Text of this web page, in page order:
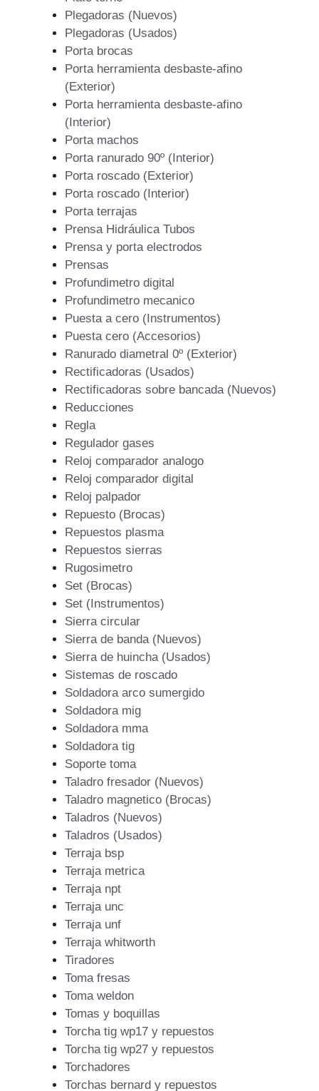
Plegadoras (Nuevos)
Plegadoras (Usados)
Porta brocas
Porta herramienta desbaste-afino
(Exterior)
Porta herramienta desbaste-afino
(Interior)
Porta machos
Porta ranurado 90º (Interior)
Porta roscado (Exterior)
Porta roscado (Interior)
Porta terrajas
Prensa Hidráulica Tubos
Prensa y porta electrodos
Prensas
Profundimetro digital
Profundimetro mecanico
Puesta a cero (Instrumentos)
Puesta cero (Accesorios)
Ranurado diametral 0º (Exterior)
Rectificadoras (Usados)
Rectificadoras sobre bancada (Nuevos)
Reducciones
Regla
Regulador gases
Reloj comparador analogo
Reloj comparador digital
Reloj palpador
Repuesto (Brocas)
Repuestos plasma
Repuestos sierras
Rugosimetro
Set (Brocas)
Set (Instrumentos)
Sierra circular
Sierra de banda (Nuevos)
Sierra de huincha (Usados)
Sistemas de roscado
Soldadora arco sumergido
Soldadora mig
Soldadora mma
Soldadora tig
Soporte toma
Taladro fresador (Nuevos)
Taladro magnetico (Brocas)
Taladros (Nuevos)
Taladros (Usados)
Terraja bsp
Terraja metrica
Terraja npt
Terraja unc
Terraja unf
Terraja whitworth
Tiradores
Toma fresas
Toma weldon
Tomas y boquillas
Torcha tig wp17 y repuestos
Torcha tig wp27 y repuestos
Torchadores
Torchas bernard y repuestos